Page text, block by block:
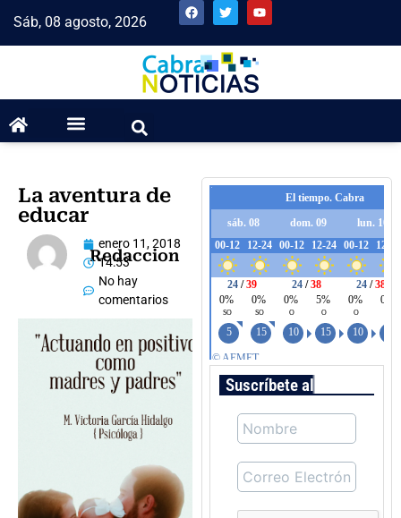
Sáb, 08 agosto, 2026
La aventura de
educar
Redaccion
enero 11, 2018
14:53
No hay
comentarios
Suscríbete al boletín